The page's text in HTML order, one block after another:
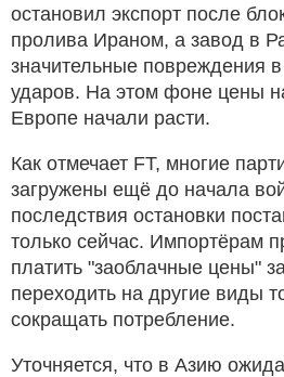
остановил экспорт после
пролива Ираном, а завод в
значительные повреждения
ударов. На этом фоне цены
Европе начали расти.
Как отмечает FT, многие
загружены ещё до начала
последствия остановки
только сейчас. Импортёрам
платить "заоблачные цены"
переходить на другие виды
сокращать потребление.
Уточняется, что в Азию